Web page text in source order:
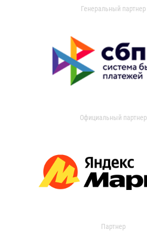
Генеральный партнер
Официальный партнер
Партнер